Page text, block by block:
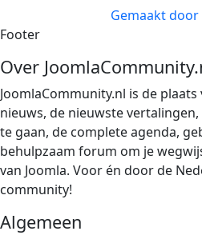
Gemaakt door
Footer
Over
JoomlaCommunity.nl is de
nieuws, de nieuwste
te gaan, de complete agenda,
behulpzaam forum om je
van Joomla. Voor én door de
community!
Algemeen